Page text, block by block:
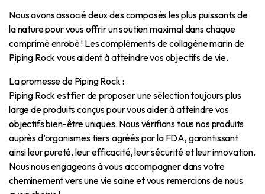
Nous avons associé deux des composés les plus puissants de
la nature pour vous offrir un soutien maximal dans chaque
comprimé enrobé ! Les compléments de collagène marin de
Piping Rock vous aident à atteindre vos objectifs de vie.
La promesse de Piping Rock :
Piping Rock est fier de proposer une sélection toujours plus
large de produits conçus pour vous aider à atteindre vos
objectifs bien-être uniques. Nous vérifions tous nos produits
auprès d’organismes tiers agréés par la FDA, garantissant
ainsi leur pureté, leur efficacité, leur sécurité et leur innovation.
Nous nous engageons à vous accompagner dans votre
cheminement vers une vie saine et vous remercions de nous